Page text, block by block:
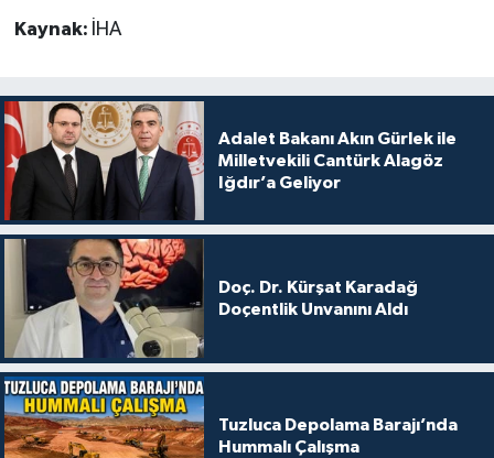
Kaynak: İHA
Adalet Bakanı Akın Gürlek ile
Milletvekili Cantürk Alagöz
Iğdır’a Geliyor
Doç. Dr. Kürşat Karadağ
Doçentlik Unvanını Aldı
Tuzluca Depolama Barajı’nda
Hummalı Çalışma